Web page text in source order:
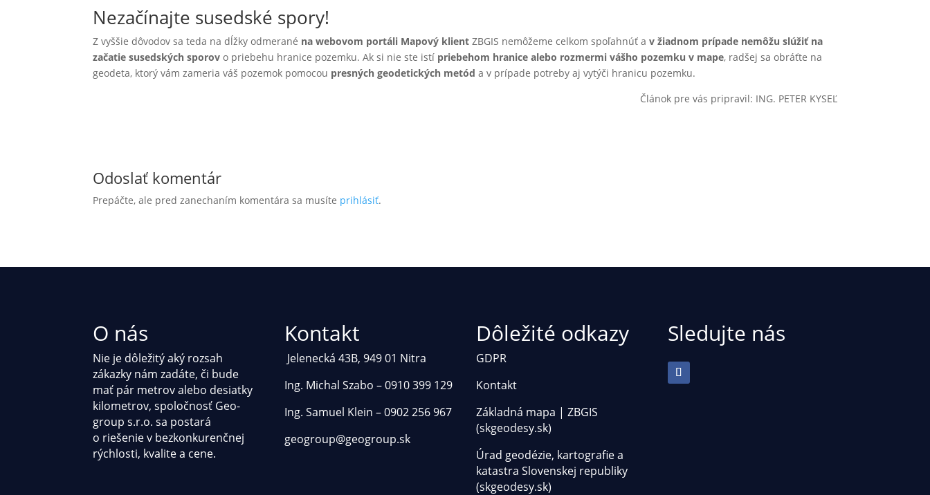
Nezačínajte susedské spory!
Z vyššie dôvodov sa teda na dĺžky odmerané na webovom portáli Mapový klient ZBGIS nemôžeme celkom spoľahnúť av žiadnom prípade nemôžu slúžiť na
začatie susedských sporov o priebehu hranice pozemku. Ak si nie ste istí priebehom hranice alebo rozmermi vášho pozemku v mape, radšej sa obráťte na
geodeta, ktorý vám zameria váš pozemok pomocou presných geodetických metód a v prípade potreby aj vytýči hranicu pozemku.
Článok pre vás pripravil: ING. PETER KYSEĽ
Odoslať komentár
Prepáčte, ale pred zanechaním komentára sa musíte prihlásiť.
O nás
Nie je dôležitý aký rozsah
zákazky nám zadáte, či bude
mať pár metrov alebo desiatky
kilometrov, spoločnosť Geo-
group s.r.o. sa postará
o riešenie v bezkonkurenčnej
rýchlosti, kvalite a cene.
Kontakt
Jelenecká 43B, 949 01 Nitra
Ing. Michal Szabo – 0910 399 129
Ing. Samuel Klein – 0902 256 967
geogroup@geogroup.sk
Dôležité odkazy
GDPR
Kontakt
Základná mapa | ZBGIS
(skgeodesy.sk)
Úrad geodézie, kartografie a
katastra Slovenskej republiky
(skgeodesy.sk)
Sledujte nás